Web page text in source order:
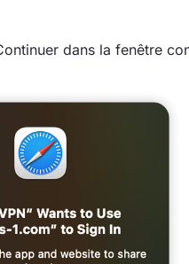
dans la fenêtre